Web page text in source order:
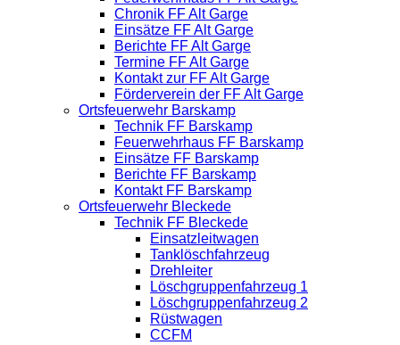
Chronik FF Alt Garge
Einsätze FF Alt Garge
Berichte FF Alt Garge
Termine FF Alt Garge
Kontakt zur FF Alt Garge
Förderverein der FF Alt Garge
Ortsfeuerwehr Barskamp
Technik FF Barskamp
Feuerwehrhaus FF Barskamp
Einsätze FF Barskamp
Berichte FF Barskamp
Kontakt FF Barskamp
Ortsfeuerwehr Bleckede
Technik FF Bleckede
Einsatzleitwagen
Tanklöschfahrzeug
Drehleiter
Löschgruppenfahrzeug 1
Löschgruppenfahrzeug 2
Rüstwagen
CCFM